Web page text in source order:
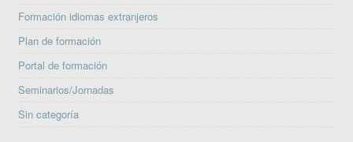
Formación idiomas extranjeros
Plan de formación
Portal de formación
Seminarios/Jornadas
Sin categoría